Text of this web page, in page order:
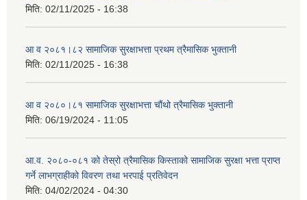
मिति: 02/11/2025 - 16:38
आ व २०८१।८२ सामाजिक सुरक्षाभत्ता प्रथम त्रैमासिक भुक्तानी
मिति: 02/11/2025 - 16:38
आ व २०८०।८१ सामाजिक सुरक्षाभत्ता चौंथो त्रैमासिक भुक्तानी
मिति: 06/19/2024 - 11:05
आ.व. २०८०-०८१ को तेस्रो त्रैमासिक किस्ताको सामाजिक सुरक्षा भत्ता प्राप्त
गर्ने लाभग्राहीको विवरण तथा भरपाई प्रतिवेदन
मिति: 04/02/2024 - 04:30